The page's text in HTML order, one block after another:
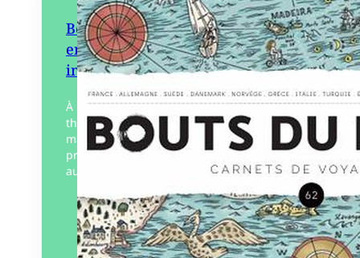
Bouts du monde 62 – Voyages
en famille et voyages
initiatiques
À l’heure des préparatifs de l’été, la
thématique des voyages en famille ne
manquera pas d’inspirer aux uns des
projets un peu fous ou de remémorer aux
autres…
Éditeur :Bouts du monde
Paru le01/04/2025